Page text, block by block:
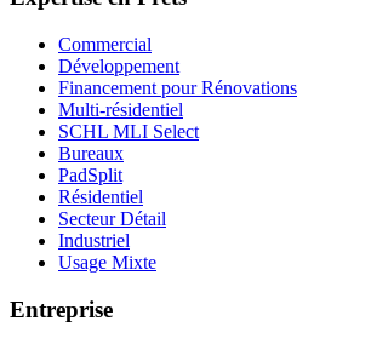
Commercial
Développement
Financement pour Rénovations
Multi-résidentiel
SCHL MLI Select
Bureaux
PadSplit
Résidentiel
Secteur Détail
Industriel
Usage Mixte
Entreprise